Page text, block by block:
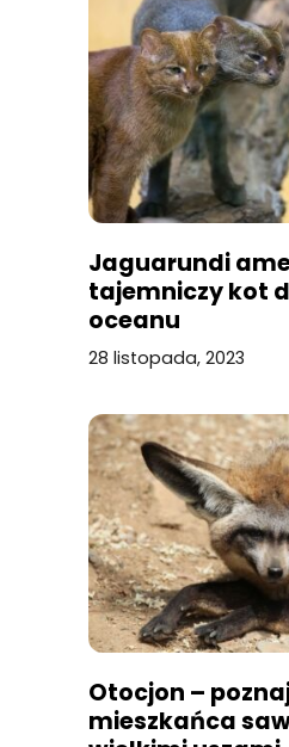
Jaguarundi
tajemniczy kot
oceanu
28 listopada, 2023
Otocjon –
mieszkańca